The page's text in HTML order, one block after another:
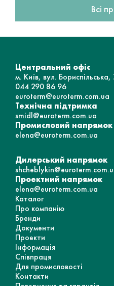
Всі
Центральний офіс
м. Київ, вул. Бориспільська,
044 290 86 96
euroterm@euroterm.com.ua
Технічна підтримка
smidl@euroterm.com.ua
Промисловий напрямок
elena@euroterm.com.ua
Дилерський напрямок
Проектний напрямок
elena@euroterm.com.ua
Каталог
Про компанію
Бренди
Документи
Проекти
Інформація
Співпраця
Для промисловості
Контакти